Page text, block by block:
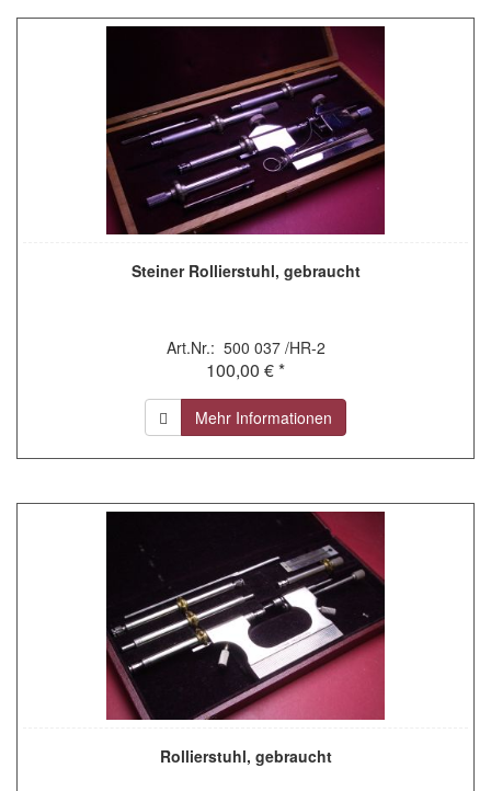
Steiner Rollierstuhl, gebraucht
Art.Nr.: 500 037 /HR-2
100,00 € *
Mehr Informationen
Rollierstuhl, gebraucht